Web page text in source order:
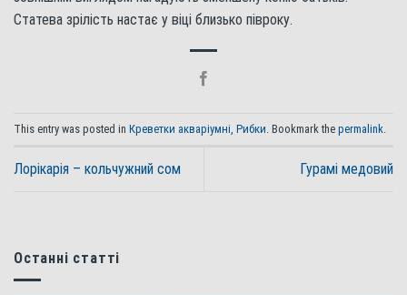
Статева зрілість настає у віці близько півроку.
This entry was posted in Креветки акваріумні Рибки . Bookmark the permalink
Лорікарія – кольчужний сом Гурамі медовий
Останні статті